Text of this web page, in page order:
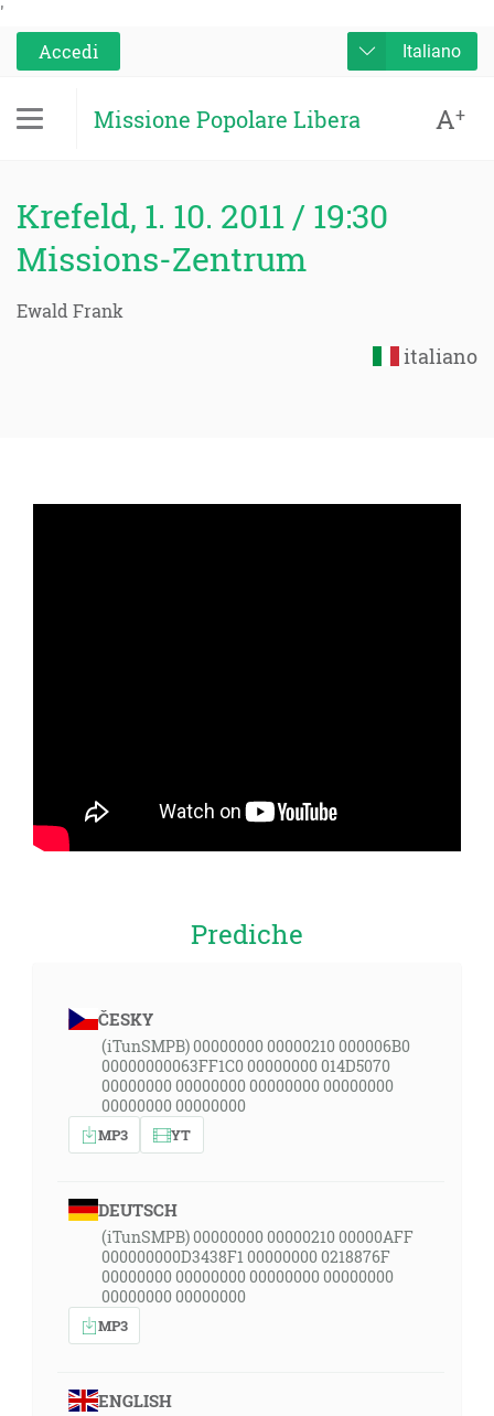
'
Accedi
Italiano
Missione Popolare Libera A+
Krefeld, 1. 10. 2011 / 19:30
Missions-Zentrum
Ewald Frank
italiano
Prediche
ČESKY
(iTunSMPB) 00000000 00000210 000006B0
00000000063FF1C0 00000000 014D5070
00000000 00000000 00000000 00000000
00000000 00000000
MP3 YT
DEUTSCH
(iTunSMPB) 00000000 00000210 00000AFF
000000000D3438F1 00000000 0218876F
00000000 00000000 00000000 00000000
00000000 00000000
MP3
ENGLISH